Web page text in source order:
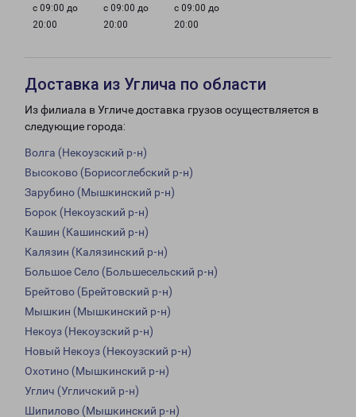
с 09:00 до
20:00
с 09:00 до
20:00
с 09:00 до
20:00
Доставка из Углича по области
Из филиала в Угличе доставка грузов осуществляется в
следующие города:
Волга (Некоузский р-н)
Высоково (Борисоглебский р-н)
Зарубино (Мышкинский р-н)
Борок (Некоузский р-н)
Кашин (Кашинский р-н)
Калязин (Калязинский р-н)
Большое Село (Большесельский р-н)
Брейтово (Брейтовский р-н)
Мышкин (Мышкинский р-н)
Некоуз (Некоузский р-н)
Новый Некоуз (Некоузский р-н)
Охотино (Мышкинский р-н)
Углич (Угличский р-н)
Шипилово (Мышкинский р-н)